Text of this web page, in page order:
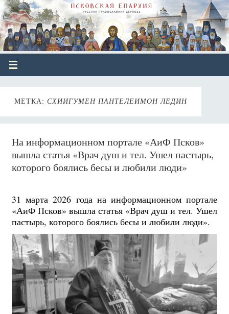
МЕТКА: СХИИГУМЕН ПАНТЕЛЕИМОН ЛЕДИН
На информационном портале «АиФ Псков»
вышла статья «Врач душ и тел. Ушел пастырь,
которого боялись бесы и любили люди»
31 марта 2026 года на информационном портале
«АиФ Псков» вышла статья «Врач душ и тел. Ушел
пастырь, которого боялись бесы и любили люди».